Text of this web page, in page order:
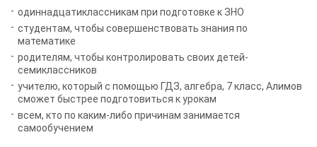
одиннадцатиклассникам при подготовке к ЗНО
студентам, чтобы совершенствовать знания по
математике
родителям, чтобы контролировать своих детей-
семиклассников
учителю, который с помощью ГДЗ, алгебра, 7 класс, Алимов
сможет быстрее подготовиться к урокам
всем, кто по каким-либо причинам занимается
самообучением